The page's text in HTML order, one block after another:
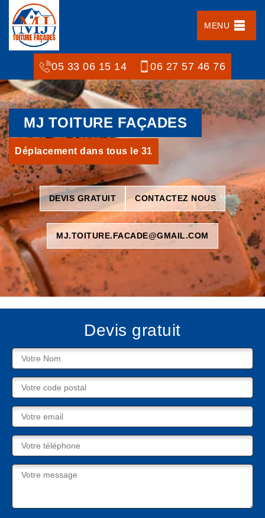
MENU
05 33 06 15 14 06 27 57 46 76
MJ TOITURE FAÇADES
Déplacement dans tous le 31
DEVIS GRATUIT CONTACTEZ NOUS
MJ.TOITURE.FACADE@GMAIL.COM
Devis gratuit